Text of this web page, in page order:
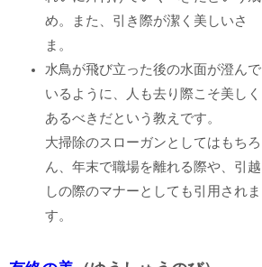
め。また、引き際が潔く美しいさ
ま。
水鳥が飛び立った後の水面が澄んで
いるように、人も去り際こそ美しく
あるべきだという教えです。
大掃除のスローガンとしてはもちろ
ん、年末で職場を離れる際や、引越
しの際のマナーとしても引用されま
す。